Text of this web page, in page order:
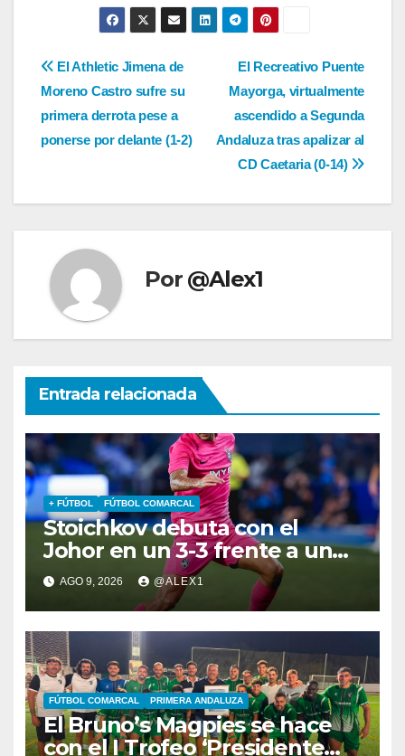
Navegación
de
entradas
El Recreativo Puente
Mayorga, virtualmente
ascendido a Segunda
Andaluza tras apalizar al
CD Caetaria (0-14)
El Athletic Jimena de
Moreno Castro sufre su
primera derrota pese a
ponerse por delante (1-2)
Por @Alex1
Entrada relacionada
+ FÚTBOL FÚTBOL COMARCAL
Stoichkov debuta con el
Johor en un 3-3 frente a un
Chelsea de Xabi Alonso… que
iguala gracias al algecireño
Glauder
AGO 9, 2026 @ALEX1
FÚTBOL COMARCAL PRIMERA ANDALUZA
El Bruno’s Magpies se hace
con el I Trofeo ‘Presidente